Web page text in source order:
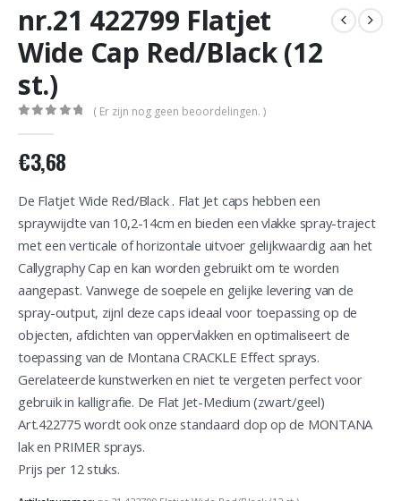
nr.21 422799 Flatjet
Wide Cap Red/Black (12
st.)
( Er zijn nog geen beoordelingen. )
€3,68
De Flatjet Wide Red/Black . Flat Jet caps hebben een
spraywijdte van 10,2-14cm en bieden een vlakke spray-traject
met een verticale of horizontale uitvoer gelijkwaardig aan het
Callygraphy Cap en kan worden gebruikt om te worden
aangepast. Vanwege de soepele en gelijke levering van de
spray-output, zijnl deze caps ideaal voor toepassing op de
objecten, afdichten van oppervlakken en optimaliseert de
toepassing van de Montana CRACKLE Effect sprays.
Gerelateerde kunstwerken en niet te vergeten perfect voor
gebruik in kalligrafie. De Flat Jet-Medium (zwart/geel)
Art.422775 wordt ook onze standaard dop op de MONTANA
lak en PRIMER sprays.
Prijs per 12 stuks.